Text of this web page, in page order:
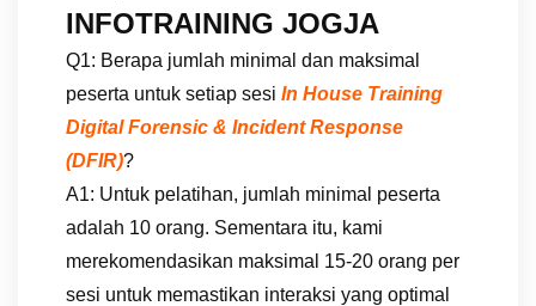
INFOTRAINING JOGJA
Q1: Berapa jumlah minimal dan maksimal
peserta untuk setiap sesi In House Training
Digital Forensic & Incident Response
(DFIR)?
A1: Untuk pelatihan, jumlah minimal peserta
adalah 10 orang. Sementara itu, kami
merekomendasikan maksimal 15-20 orang per
sesi untuk memastikan interaksi yang optimal